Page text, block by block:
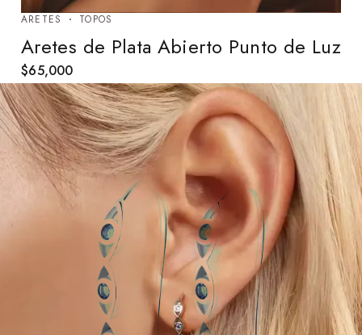
ARETES TOPOS
Aretes de Plata Abierto Punto de Luz
$65,000